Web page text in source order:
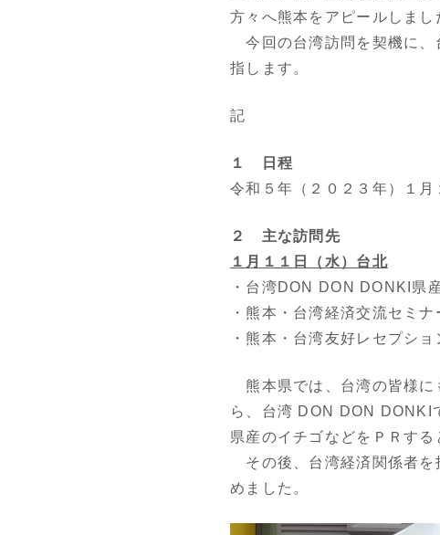
方々へ熊本をアピールしまし
今回の台湾訪問を契機に、
指します。
記
１ 日程
令和５年（２０２３年）１月
２ 主な訪問先
１月１１日（水）台北
・台湾DON DON DONKI県
・熊本・台湾経済交流セミナ
・熊本・台湾友好レセプショ
熊本県では、台湾の皆様に
ら、台湾 DON DON DONKI
県産のイチゴなどをＰＲす
その後、台湾経済関係者を
めました。